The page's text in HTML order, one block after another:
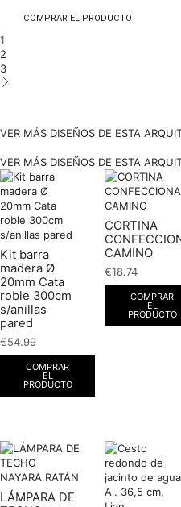
COMPRAR EL PRODUCTO
1
2
3
VER MÁS DISEÑOS DE ESTA
VER MÁS DISEÑOS DE ESTA
Kit barra
madera Ø
20mm Cata
roble 300cm
s/anillas
pared
€54.99
COMPRAR
EL
PRODUCTO
CORTINA
CAMINO
€18.74
COMPRAR
EL
PRODUCTO
LÁMPARA DE